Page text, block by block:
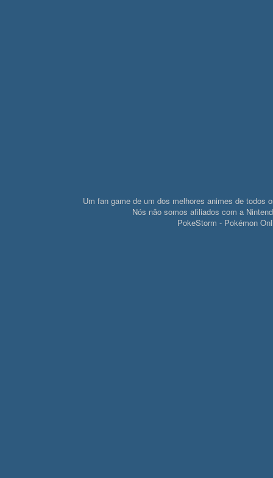
Um fan game de um dos melhores animes de todos
Nós não somos afiliados com a
PokeStorm - Pokémon